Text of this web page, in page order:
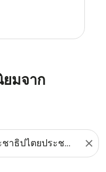
ยมจาก
close